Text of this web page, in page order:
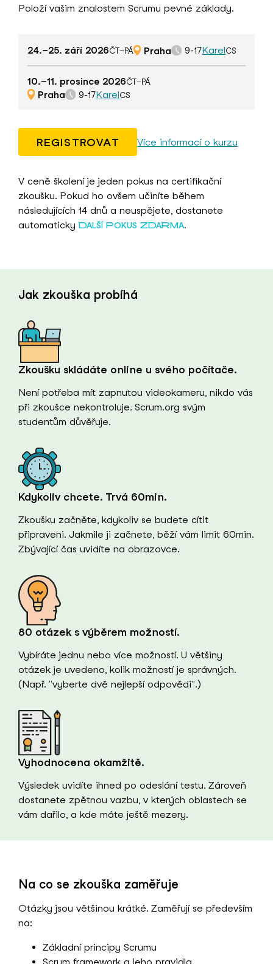
Položí vašim znalostem Scrumu pevné základy.
24.–25. září 2026ČT–PÁ Praha 9-17KarelCS
10.–11. prosince 2026ČT–PÁ
Praha 9-17KarelCS
REGISTROVAT Více informací o kurzu
V ceně školení je jeden pokus na certifikační
zkoušku. Pokud ho ovšem učiníte během
následujících 14 dnů a neuspějete, dostanete
automaticky DALŠÍ POKUS ZDARMA.
Jak zkouška probíhá
Zkoušku skládáte online u svého počítače.
Není potřeba mít zapnutou videokameru, nikdo vás
při zkoušce nekontroluje. Scrum.org svým
studentům důvěřuje.
Kdykoliv chcete. Trvá 60min.
Zkoušku začněte, kdykoliv se budete cítit
připraveni. Jakmile ji začnete, běží vám limit 60min.
Zbývající čas uvidíte na obrazovce.
80 otázek s výběrem možností.
Vybíráte jednu nebo více možností. U většiny
otázek je uvedeno, kolik možností je správných.
(Např. "vyberte dvě nejlepší odpovědi".)
Vyhodnocena okamžitě.
Výsledek uvidíte ihned po odeslání testu. Zároveň
dostanete zpětnou vazbu, v kterých oblastech se
vám dařilo, a kde máte ještě mezery.
Na co se zkouška zaměřuje
Otázky jsou většinou krátké. Zaměřují se především
na:
Základní principy Scrumu
Scrum framework a jeho pravidla